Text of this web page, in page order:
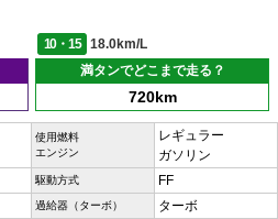
10・15
18.0km/L
満タンでどこまで走る？
720km
使用燃料
エンジン
レギュラー
ガソリン
駆動方式 FF
過給器（ターボ） ターボ